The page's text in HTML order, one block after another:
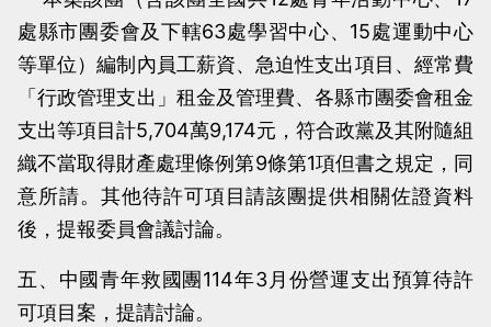
處縣市團委會及下轄63處學習中心、15處運動中心
等單位）編制內員工薪資、急迫性支出項目、經常費
「行政管理支出」租金及管理費、各縣市團委會租金
支出等項目計5,704萬9,174元，符合政黨及其附隨組
織不當取得財產處理條例第9條第1項但書之規定，同
意所請。其他待許可項目請該團提供相關佐證資料
後，提報委員會議討論。
五、中國青年救國團114年3月份營運支出預算待許
可項目案，提請討論。